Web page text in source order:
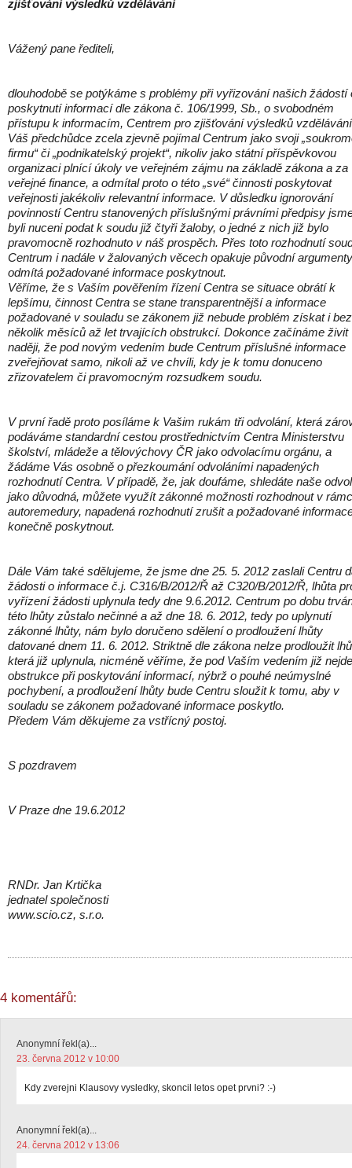
zjišťování výsledků vzdělávání
Vážený pane řediteli,
dlouhodobě se potýkáme s problémy při vyřizování našich žádostí
poskytnutí informací dle zákona č. 106/1999, Sb., o svobodném
přístupu k informacím, Centrem pro zjišťování výsledků
Váš předchůdce zcela zjevně pojímal Centrum jako svoji
firmu“ či „podnikatelský projekt“, nikoliv jako státní příspěvkovou
organizaci plnící úkoly ve veřejném zájmu na základě zákona a za
veřejné finance, a odmítal proto o této „své“ činnosti poskytovat
veřejnosti jakékoliv relevantní informace. V důsledku ignorování
povinností Centru stanovených příslušnými právními předpisy
byli nuceni podat k soudu již čtyři žaloby, o jedné z nich již bylo
pravomocně rozhodnuto v náš prospěch. Přes toto rozhodnutí
Centrum i nadále v žalovaných věcech opakuje původní
odmítá požadované informace poskytnout.
Věříme, že s Vaším pověřením řízení Centra se situace obrátí k
lepšímu, činnost Centra se stane transparentnější a informace
požadované v souladu se zákonem již nebude problém získat i bez
několik měsíců až let trvajících obstrukcí. Dokonce začínáme živit
naději, že pod novým vedením bude Centrum příslušné informace
zveřejňovat samo, nikoli až ve chvíli, kdy je k tomu donuceno
zřizovatelem či pravomocným rozsudkem soudu.
V první řadě proto posíláme k Vašim rukám tři odvolání, která
podáváme standardní cestou prostřednictvím Centra Ministerstvu
školství, mládeže a tělovýchovy ČR jako odvolacímu orgánu, a
žádáme Vás osobně o přezkoumání odvoláními napadených
rozhodnutí Centra. V případě, že, jak doufáme, shledáte naše
jako důvodná, můžete využít zákonné možnosti rozhodnout v
autoremedury, napadená rozhodnutí zrušit a požadované
konečně poskytnout.
Dále Vám také sdělujeme, že jsme dne 25. 5. 2012 zaslali Centru
žádosti o informace č.j. C316/B/2012/Ř až C320/B/2012/Ř, lhůta
vyřízení žádosti uplynula tedy dne 9.6.2012. Centrum po dobu
této lhůty zůstalo nečinné a až dne 18. 6. 2012, tedy po uplynutí
zákonné lhůty, nám bylo doručeno sdělení o prodloužení lhůty
datované dnem 11. 6. 2012. Striktně dle zákona nelze prodloužit
která již uplynula, nicméně věříme, že pod Vaším vedením již
obstrukce při poskytování informací, nýbrž o pouhé neúmyslné
pochybení, a prodloužení lhůty bude Centru sloužit k tomu, aby v
souladu se zákonem požadované informace poskytlo.
Předem Vám děkujeme za vstřícný postoj.
S pozdravem
V Praze dne 19.6.2012
RNDr. Jan Krtička
jednatel společnosti
www.scio.cz, s.r.o.
4 komentářů:
Anonymní řekl(a)...
23. června 2012 v 10:00
Kdy zverejni Klausovy vysledky, skoncil letos opet prvni? :-)
Anonymní řekl(a)...
24. června 2012 v 13:06